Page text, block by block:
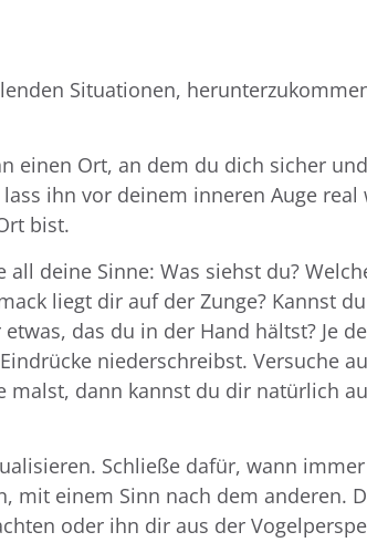
Situationen,
einen Ort, an dem du dich sicher
ihn vor deinem inneren Auge real
bist.
deine Sinne: Was siehst du?
liegt dir auf der Zunge? Kannst
das du in der Hand hältst? Je
niederschreibst. Versuche
dann kannst du dir natürlich
Schließe dafür, wann
mit einem Sinn nach dem anderen.
oder ihn dir aus der